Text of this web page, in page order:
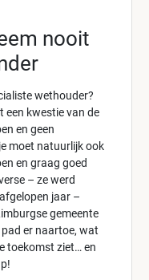
nooit
wethouder?
een kwestie van de
en geen
moet natuurlijk ook
en graag goed
– ze werd
jaar –
gemeente
er naartoe, wat
toekomst ziet… en